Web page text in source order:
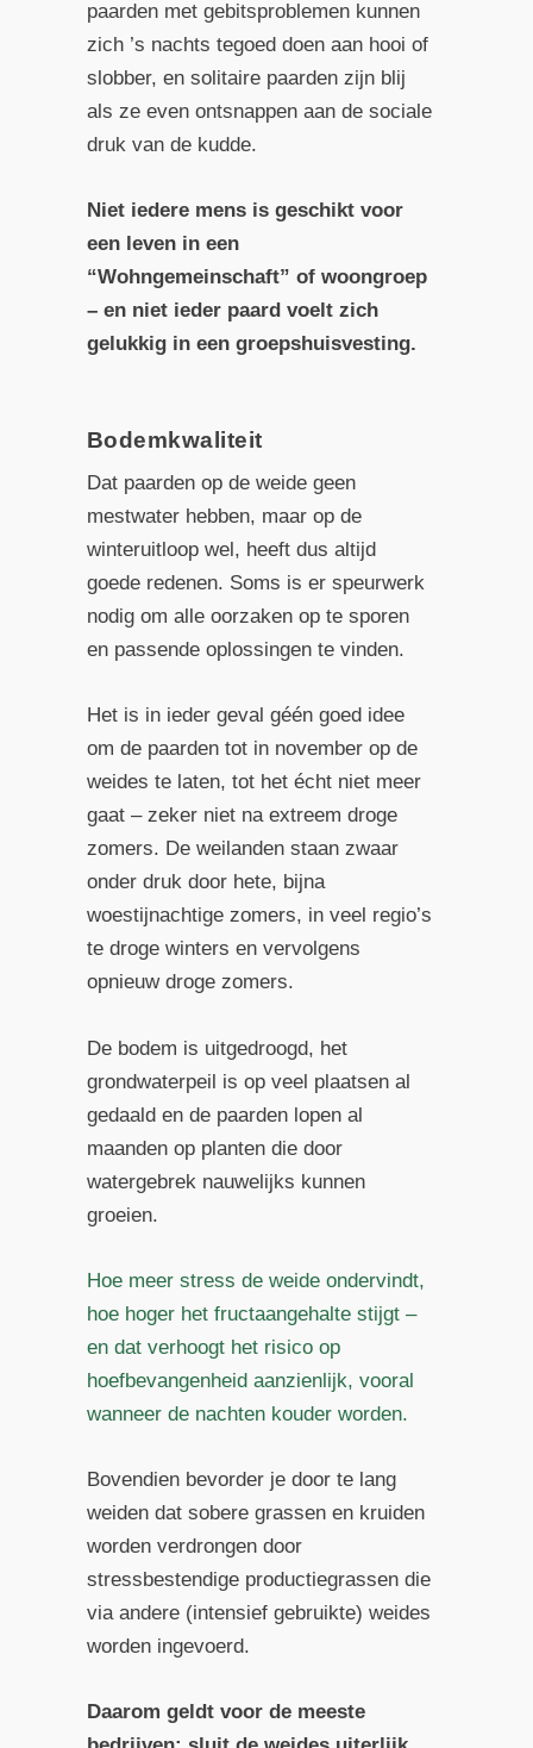
paarden met gebitsproblemen kunnen
zich ’s nachts tegoed doen aan hooi of
slobber, en solitaire paarden zijn blij
als ze even ontsnappen aan de sociale
druk van de kudde.
Niet iedere mens is geschikt voor
een leven in een
“Wohngemeinschaft” of woongroep
– en niet ieder paard voelt zich
gelukkig in een groepshuisvesting.
Bodemkwaliteit
Dat paarden op de weide geen
mestwater hebben, maar op de
winteruitloop wel, heeft dus altijd
goede redenen. Soms is er speurwerk
nodig om alle oorzaken op te sporen
en passende oplossingen te vinden.
Het is in ieder geval géén goed idee
om de paarden tot in november op de
weides te laten, tot het écht niet meer
gaat – zeker niet na extreem droge
zomers. De weilanden staan zwaar
onder druk door hete, bijna
woestijnachtige zomers, in veel regio’s
te droge winters en vervolgens
opnieuw droge zomers.
De bodem is uitgedroogd, het
grondwaterpeil is op veel plaatsen al
gedaald en de paarden lopen al
maanden op planten die door
watergebrek nauwelijks kunnen
groeien.
Hoe meer stress de weide ondervindt,
hoe hoger het fructaangehalte stijgt –
en dat verhoogt het risico op
hoefbevangenheid aanzienlijk, vooral
wanneer de nachten kouder worden.
Bovendien bevorder je door te lang
weiden dat sobere grassen en kruiden
worden verdrongen door
stressbestendige productiegrassen die
via andere (intensief gebruikte) weides
worden ingevoerd.
Daarom geldt voor de meeste